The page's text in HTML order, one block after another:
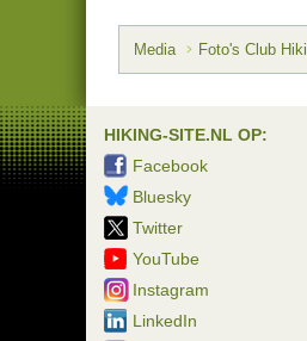
Media Foto's Club
HIKING-SITE.NL OP:
Facebook
Bluesky
Twitter
YouTube
Instagram
LinkedIn